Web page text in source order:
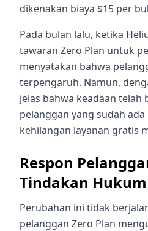
dikenakan biaya $15 per
Pada bulan lalu, ketika
tawaran Zero Plan untuk
menyatakan bahwa
terpengaruh. Namun,
jelas bahwa keadaan telah
pelanggan yang sudah
kehilangan layanan gratis
Respon
Tindakan Hukum
Perubahan ini tidak
pelanggan Zero Plan